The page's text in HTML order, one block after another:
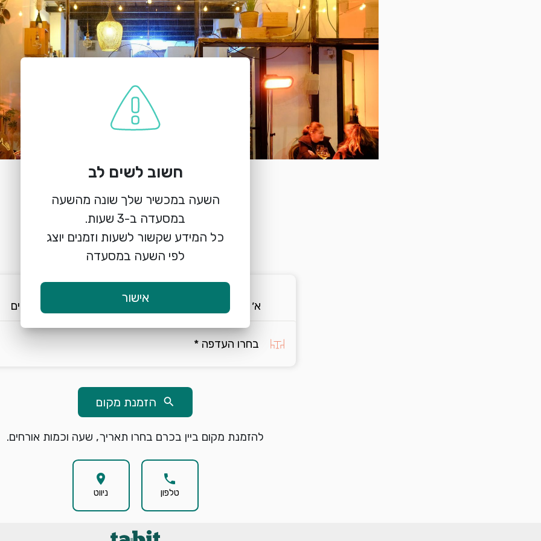
הזמנת מקום
יין בכרם
נחלת בנימין 29, תל אביב
שימו לב, לא ניתן להזמין מקומות להיום
keyboard_arrow_down
א׳ 9/8
keyboard_arrow_down
17:00
בחרו העדפה *
search הזמנת מקום
להזמנת מקום ביין בכרם בחרו תאריך, שעה וכמות אורחים.
phone
טלפון
location_on
ניווט
חשוב לשים לב
השעה במכשיר שלך שונה מהשעה
כל המידע שקשור לשעות וזמנים יוצג
לפי השעה במסעדה
אישור